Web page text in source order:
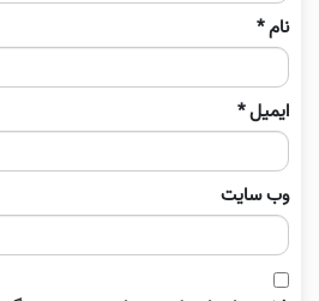
نام*
ایمیل*
وب‌ سایت